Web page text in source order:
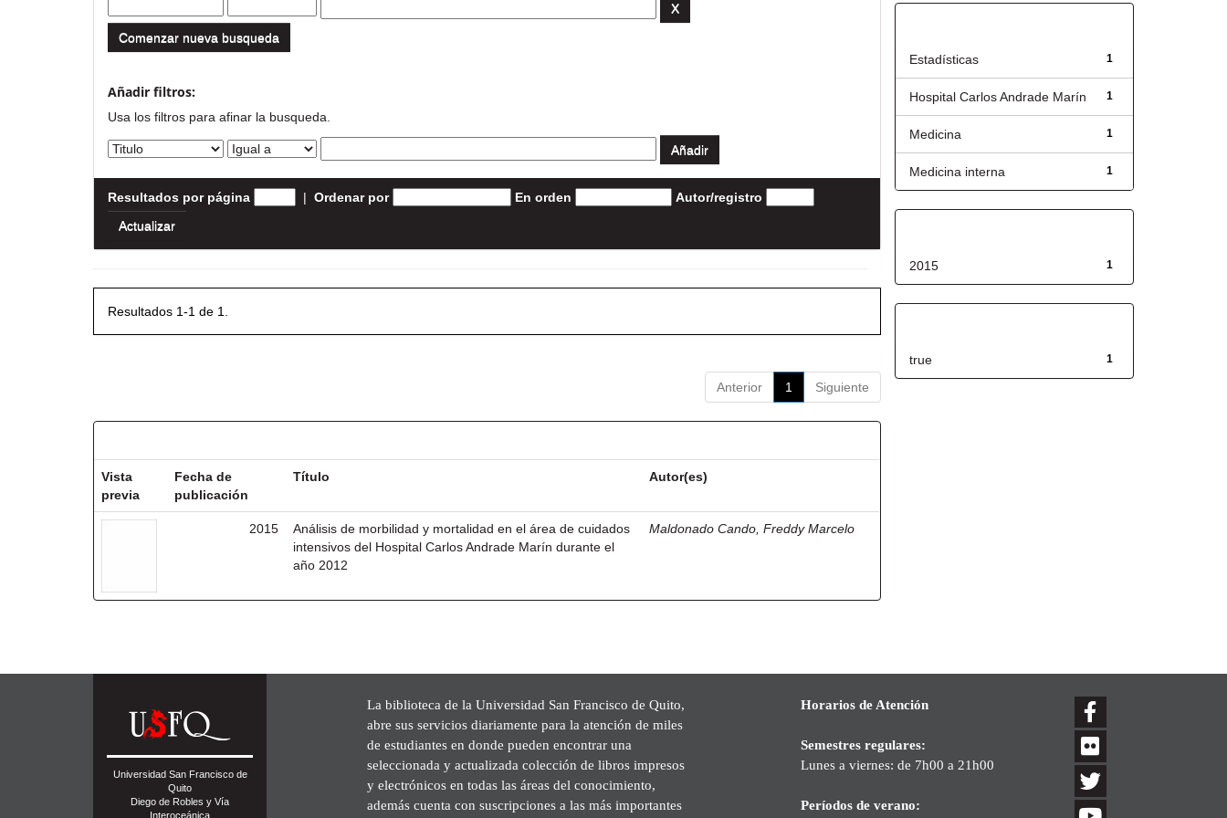
Comenzar nueva busqueda
Añadir filtros:
Usa los filtros para afinar la busqueda.
Resultados por página | Ordenar por En orden Autor/registro
Resultados 1-1 de 1.
Anterior 1 Siguiente
Vista
previa
Fecha de
publicación
Título Autor(es)
2015
Análisis de morbilidad y mortalidad en el área de cuidados
intensivos del Hospital Carlos Andrade Marín durante el
año 2012
Maldonado Cando, Freddy Marcelo
1
Estadísticas
1
Hospital Carlos Andrade Marín
1
Medicina
1
Medicina interna
1
2015
1
true
Universidad San Francisco de
Quito
Diego de Robles y Vía
Interoceánica
La biblioteca de la Universidad San Francisco de Quito,
abre sus servicios diariamente para la atención de miles
de estudiantes en donde pueden encontrar una
seleccionada y actualizada colección de libros impresos
y electrónicos en todas las áreas del conocimiento,
además cuenta con suscripciones a las más importantes
Horarios de Atención
Semestres regulares:
Lunes a viernes: de 7h00 a 21h00
Períodos de verano: